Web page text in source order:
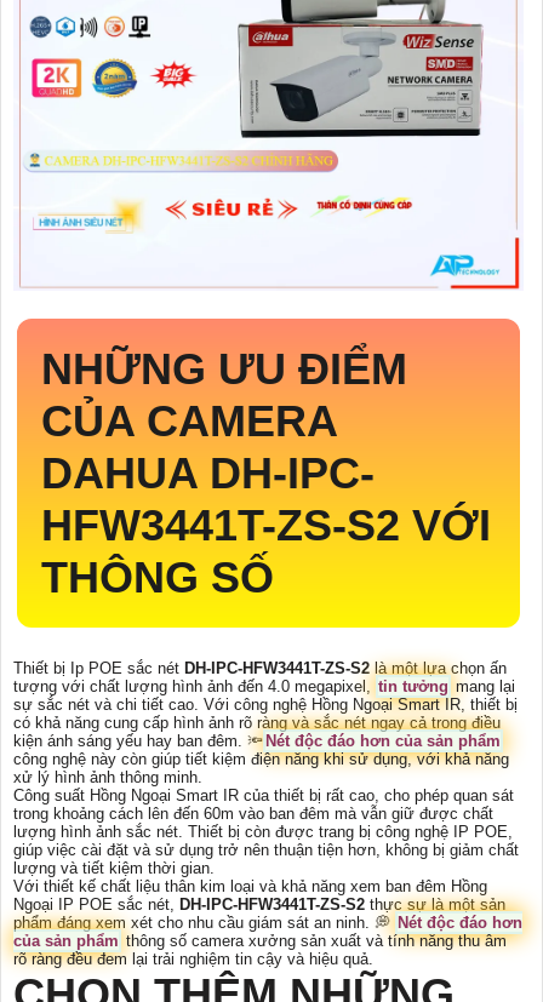
NHỮNG ƯU ĐIỂM
CỦA CAMERA
DAHUA DH-IPC-
HFW3441T-ZS-S2 VỚI
THÔNG SỐ
Thiết bị Ip POE sắc nét DH-IPC-HFW3441T-ZS-S2là một lựa chọn ấn
tượng với chất lượng hình ảnh đến 4.0 megapixel, tin tưởng mang lại
sự sắc nét và chi tiết cao. Với công nghệ Hồng Ngoại Smart IR, thiết bị
có khả năng cung cấp hình ảnh rõ ràng và sắc nét ngay cả trong điều
kiện ánh sáng yếu hay ban đêm. 🔦 Nét độc đáo hơn của sản phẩm
công nghệ này còn giúp tiết kiệm điện năng khi sử dụng, với khả năng
xử lý hình ảnh thông minh.
Công suất Hồng Ngoại Smart IR của thiết bị rất cao, cho phép quan sát
trong khoảng cách lên đến 60m vào ban đêm mà vẫn giữ được chất
lượng hình ảnh sắc nét. Thiết bị còn được trang bị công nghệ IP POE,
giúp việc cài đặt và sử dụng trở nên thuận tiện hơn, không bị giảm chất
lượng và tiết kiệm thời gian.
Với thiết kế chất liệu thân kim loại và khả năng xem ban đêm Hồng
Ngoại IP POE sắc nét, DH-IPC-HFW3441T-ZS-S2 thực sự là một sản
phẩm đáng xem xét cho nhu cầu giám sát an ninh. ️💭 Nét độc đáo hơn
của sản phẩm thông số camera xưởng sản xuất và tính năng thu âm
rõ ràng đều đem lại trải nghiệm tin cậy và hiệu quả.